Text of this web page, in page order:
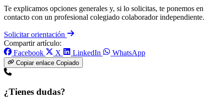
Te explicamos opciones generales y, si lo solicitas, te ponemos en
contacto con un profesional colegiado colaborador independiente.
Solicitar orientación
Compartir artículo:
Facebook
X LinkedIn WhatsApp
Copiar enlace Copiado
¿Tienes dudas?